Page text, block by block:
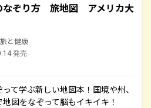
なぞり方 旅地図 アメリカ大
と健康
発売
て学ぶ新しい地図本！国境や州、
図をなぞって脳もイキイキ！